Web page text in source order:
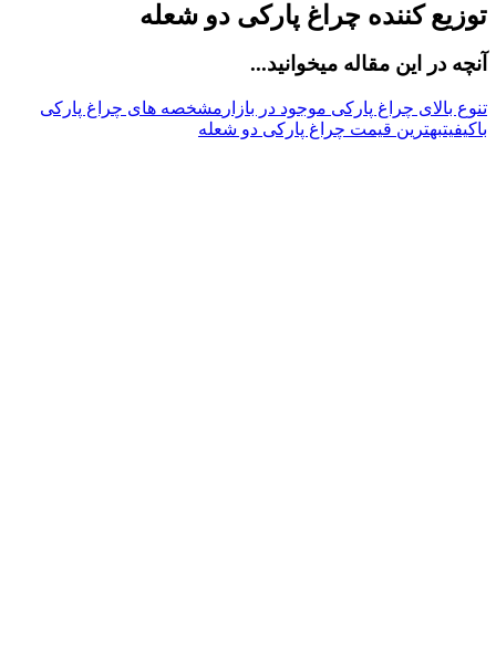
کننده چراغ پارکی دو شعله
در این مقاله میخوانید...
بالای چراغ پارکی موجود در بازار مشخصه های چراغ پارکی
بهترین قیمت چراغ پارکی دو شعله